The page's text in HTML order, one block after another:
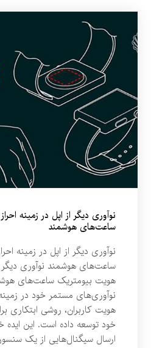
نوآوری‌ دیگر از اپل در زمینه
ساعت‌های هوشمند
نوآوری‌ دیگر از اپل در زمینه
ساعت‌های هوشمند نوآوری‌ دیگر
هویت بیومتریک ساعت‌های
نوآوری‌های مستمر خود در
هویت کاربران، روشی ابتکاری
خود توسعه داده است. این ایده
ارسال سیگنال‌هایی از یک